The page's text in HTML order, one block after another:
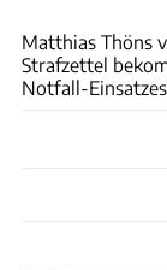
Matthias Thöns
Strafzettel
Notfall-